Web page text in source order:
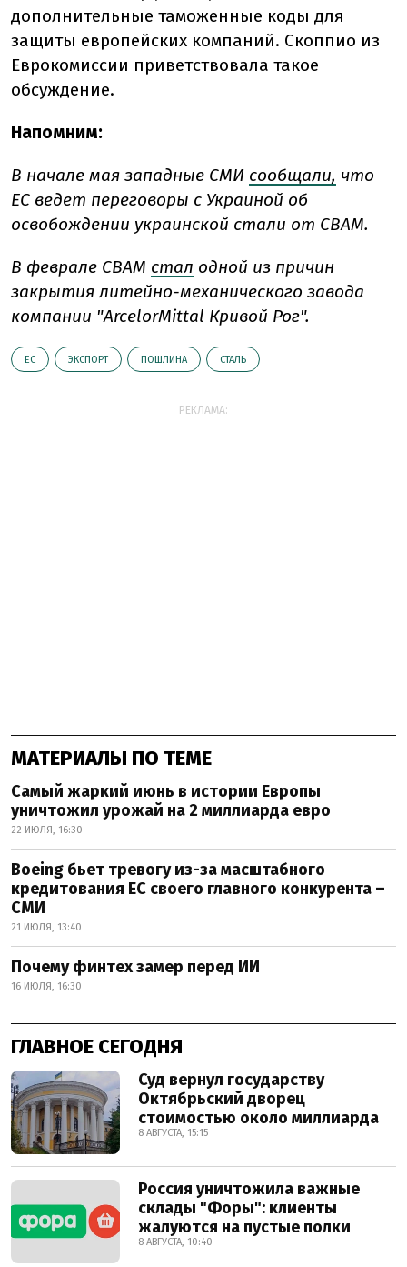
дополнительные таможенные коды для
защиты европейских компаний. Скоппио из
Еврокомиссии приветствовала такое
обсуждение.
Напомним:
В начале мая западные СМИ сообщали, что
ЕС ведет переговоры с Украиной об
освобождении украинской стали от CBAM.
В феврале CBAM стал одной из причин
закрытия литейно-механического завода
компании "ArcelorMittal Кривой Рог".
ЕС ЭКСПОРТ ПОШЛИНА СТАЛЬ
РЕКЛАМА:
МАТЕРИАЛЫ ПО ТЕМЕ
Самый жаркий июнь в истории Европы
уничтожил урожай на 2 миллиарда евро
22 ИЮЛЯ, 16:30
Boeing бьет тревогу из-за масштабного
кредитования ЕС своего главного конкурента –
СМИ
21 ИЮЛЯ, 13:40
Почему финтех замер перед ИИ
16 ИЮЛЯ, 16:30
ГЛАВНОЕ СЕГОДНЯ
Суд вернул государству
Октябрьский дворец
стоимостью около миллиарда
8 АВГУСТА, 15:15
Россия уничтожила важные
склады "Форы": клиенты
жалуются на пустые полки
8 АВГУСТА, 10:40